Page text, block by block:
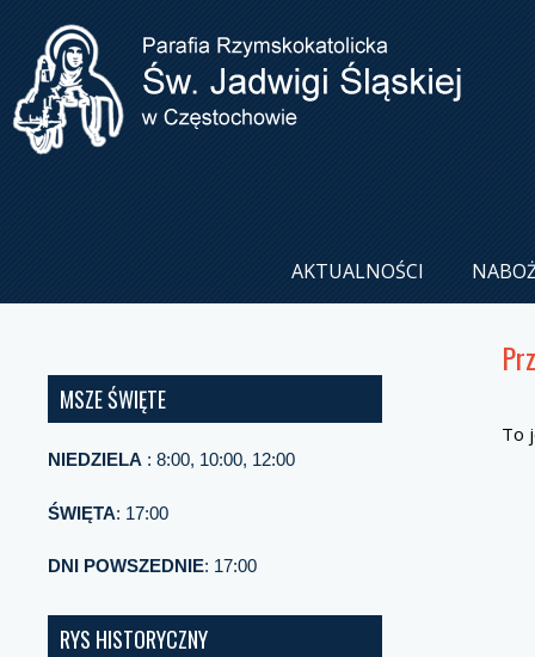
AKTUALNOŚCI
MSZE ŚWIĘTE
NIEDZIELA : 8:00, 10:00, 12:00
ŚWIĘTA: 17:00
DNI POWSZEDNIE: 17:00
RYS HISTORYCZNY
To